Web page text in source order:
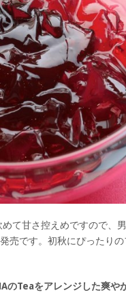
て甘さ控えめですので、
売です。初秋にぴったり
のTeaをアレンジした爽や